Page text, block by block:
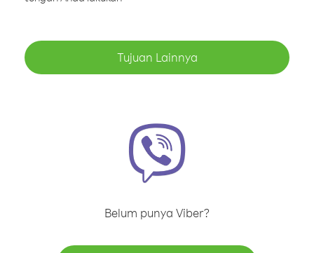
Tujuan Lainnya
Belum punya Viber?